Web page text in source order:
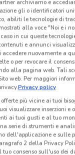
momento non
tua zona.
archiviamo e
gli o identificatori
abiliti le tecnologie di
alla voce "Noi e i
in cui queste
e annunci
accedere nuovamente a
o per revocare il
alla pagina web. Tali
web. Per maggiori
Privacy policy
più vicine ai tuoi
visualizzare inserzioni e
ai tuoi gusti e al tuo
serie di strumenti e
dell'applicazione e sulle
2 della Privacy
tuo consenso sull'uso dei